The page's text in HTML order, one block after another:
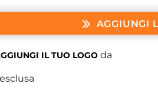
AGGIUNGI
IL TUO LOGO da